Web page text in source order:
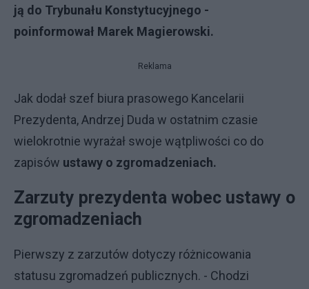
ją do Trybunału Konstytucyjnego -
poinformował Marek Magierowski.
Reklama
Jak dodał szef biura prasowego Kancelarii
Prezydenta, Andrzej Duda w ostatnim czasie
wielokrotnie wyrażał swoje wątpliwości co do
zapisów ustawy o zgromadzeniach.
Zarzuty prezydenta wobec ustawy o
zgromadzeniach
Pierwszy z zarzutów dotyczy różnicowania
statusu zgromadzeń publicznych. - Chodzi